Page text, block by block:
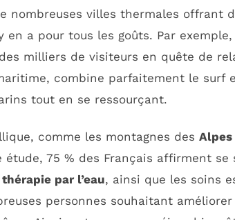
nombreuses villes thermales offrant
en a pour tous les goûts. Par
milliers de visiteurs en quête de
combine parfaitement le surf
tout en se ressourçant.
comme les montagnes des Alpes
75 % des Français affirment se
thérapie par l’eau, ainsi que les soins
personnes souhaitant